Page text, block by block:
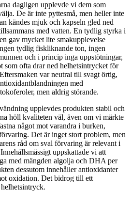
dagligen upplevde vi dem som
De är inte pyttesmå, men heller inte
kändes mjuk och kapseln gled ned
med vatten. En tydlig styrka i
gav mycket lite smakupplevelse
tydlig fiskliknande ton, ingen
och i princip inga uppstötningar,
som ofta drar ned helhetsintrycket för
var neutral till svagt örtig,
med
men aldrig störande.
upplevdes produkten stabil och
höll kvaliteten väl, även om vi märkte
något mot varandra i burken,
Det är inget stort problem, men
råd om sval förvaring är relevant i
uppskattade vi att
med mängden algolja och DHA per
dessutom innehåller antioxidanter
oxidation. Det bidrog till ett